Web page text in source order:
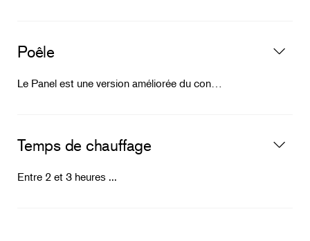
Poêle
Temps de chauffage
Entre 2 et 3 heures ...